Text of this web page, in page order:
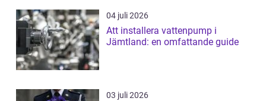
04 juli 2026
Att installera vattenpump i
Jämtland: en omfattande guide
03 juli 2026